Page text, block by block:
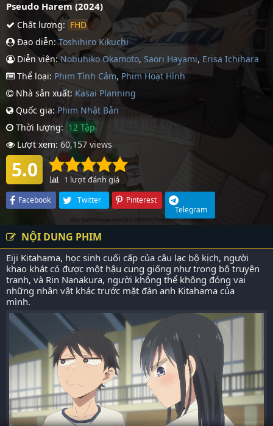
Pseudo Harem (2024)
Chất lượng: FHD
Đạo diễn: Toshihiro Kikuchi
Diễn viên: Nobuhiko Okamoto, Saori Hayami, Erisa Ichihara
Thể loại: Phim Tình Cảm, Phim Hoạt Hình
Nhà sản xuất: Kasai Planning
Quốc gia: Phim Nhậ­t Bản
Thời lượng: 12 Tập
Lượt xem: 60,157 views
5.0 1 lượt đánh giá
Facebook Twitter
Pinterest
Telegram
NỘI DUNG PHIM
Eiji Kitahama, học sinh cuối cấp của câu lạc bộ kịch, người
khao khát có được một hậu cung giống như trong bộ truyện
tranh, và Rin Nanakura, người không thể không đóng vai
những nhân vật khác trước mặt đàn anh Kitahama của
mình.